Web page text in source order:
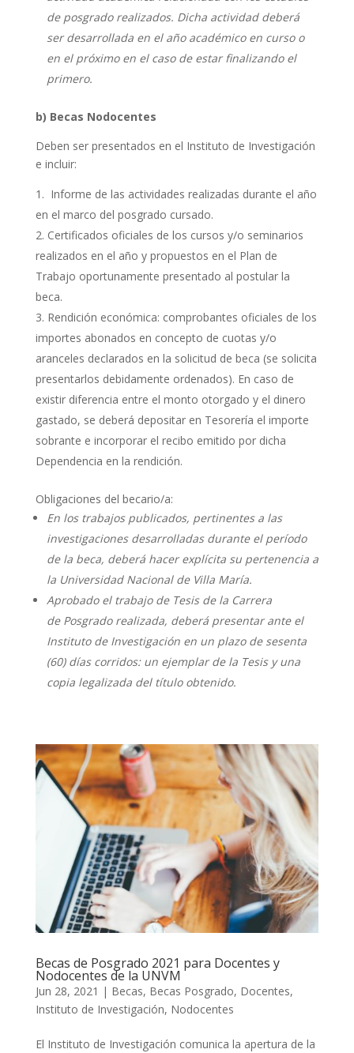
de posgradorealizados. Dicha actividad deberá
ser desarrollada en el año académico en curso o
en el próximo en el caso de estar finalizando el
primero.
b) Becas Nodocentes
Deben ser presentados en el Instituto de Investigación
e incluir:
Informe de las actividades realizadas durante el año
en el marco del posgrado cursado.
Certificados oficiales de los cursos y/o seminarios
realizados en el año y propuestos en el Plan de
Trabajo oportunamente presentado al postular la
beca.
Rendición económica: comprobantes oficiales de los
importes abonados en concepto de cuotas y/o
aranceles declarados en la solicitud de beca (se solicita
presentarlos debidamente ordenados). En caso de
existir diferencia entre el monto otorgado y el dinero
gastado, se deberá depositar en Tesorería el importe
sobrante e incorporar el recibo emitido por dicha
Dependencia en la rendición.
Obligaciones del becario/a:
En los trabajos publicados, pertinentes a las
investigaciones desarrolladas durante el período
de la beca, deberá hacer explícita su pertenencia a
la Universidad Nacional de Villa María.
Aprobado el trabajo de Tesis de la Carrera
de Posgradorealizada, deberá presentar ante el
Instituto de Investigación en un plazo de sesenta
(60) días corridos: un ejemplar de la Tesis y una
copia legalizada del título obtenido.
Becas de Posgrado 2021 para Docentes y
Nodocentes de la UNVM
Jun 28, 2021 | Becas, Becas Posgrado, Docentes,
Instituto de Investigación, Nodocentes
El Instituto de Investigación comunica la apertura de la